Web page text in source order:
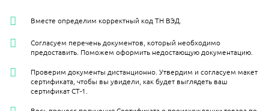
Вместе определим корректный код ТН ВЭД.
Согласуем перечень документов, который необходимо
предоставить. Поможем оформить недостающую документацию.
Проверим документы дистанционно. Утвердим и согласуем макет
сертификата, чтобы вы увидели, как будет выглядеть ваш
сертификат СТ-1.